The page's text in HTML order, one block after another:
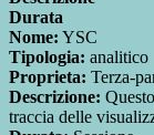
Durata
Nome: YSC
Tipologia: analitico
Proprieta: Terza-
Descrizione:
traccia delle